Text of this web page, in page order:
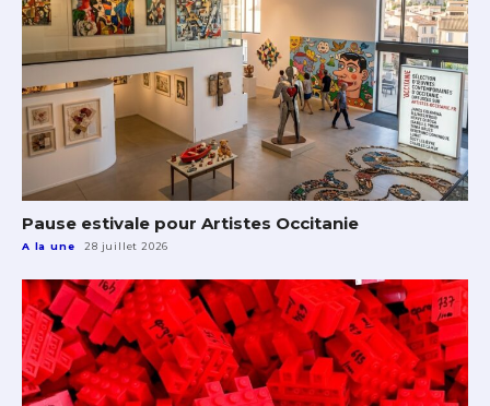
Pause estivale pour Artistes Occitanie
A la une 28 juillet 2026